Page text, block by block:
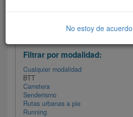
Filtrar las rutas
Filtrar por modalidad:
Cualquier modalidad
BTT
Carretera
Senderismo
Rutas urbanas a pie
Running
No estoy de acuerdo